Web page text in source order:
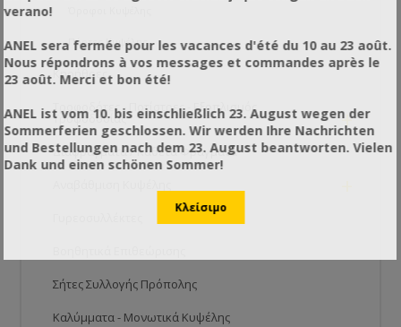
Πόρτες Kυψέλης
Κηρήθρες
Τροφοδότες - Ποτίστρες - Εξοπλισμός
Τροφοδοσίας +
Διαφράγματα / Κάθετα Φράγματα
Σήτες Συλλογής Πρόπολης
Καλύμματα - Μονωτικά Κυψέλης
verano!
ANEL sera fermée pour les vacances d'été du 10 au 23 août.
Nous répondrons à vos messages et commandes après le
23 août. Merci et bon été!
ANEL ist vom 10. bis einschließlich 23. August wegen der
Sommerferien geschlossen. Wir werden Ihre Nachrichten
und Bestellungen nach dem 23. August beantworten. Vielen
Dank und einen schönen Sommer!